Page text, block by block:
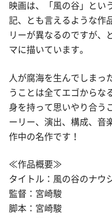
映画は、「風の谷」とい
記、とも言えるような作
リーが異なるのですが、
マに描いています。
人が腐海を生んでしまっ
うことは全てエゴからな
身を持って思いやり合う
ーリー、演出、構成、音
作中の名作です！
≪作品概要≫
タイトル：風の谷のナウ
監督：宮崎駿
脚本：宮崎駿